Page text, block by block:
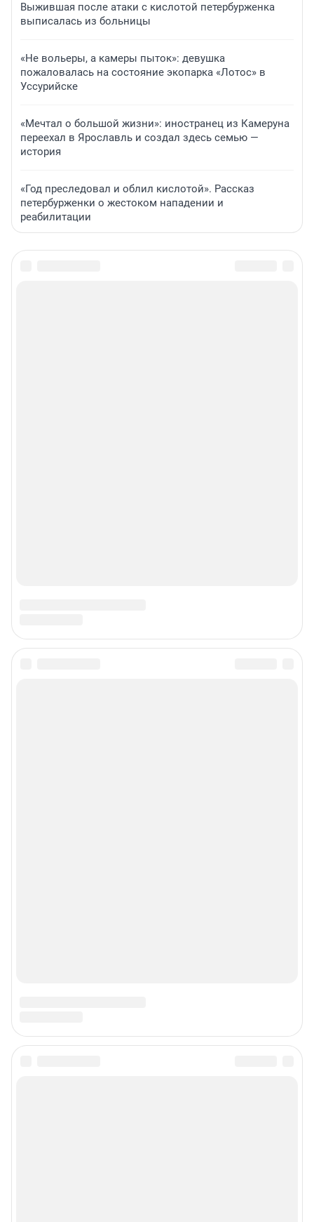
Выжившая после атаки с кислотой петербурженка
выписалась из больницы
«Не вольеры, а камеры пыток»: девушка
пожаловалась на состояние экопарка «Лотос» в
Уссурийске
«Мечтал о большой жизни»: иностранец из Камеруна
переехал в Ярославль и создал здесь семью —
история
«Год преследовал и облил кислотой». Рассказ
петербурженки о жестоком нападении и
реабилитации